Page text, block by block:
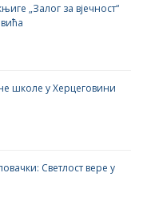
„Залог за вјечност“
школе у Херцеговини
Светлост вере у